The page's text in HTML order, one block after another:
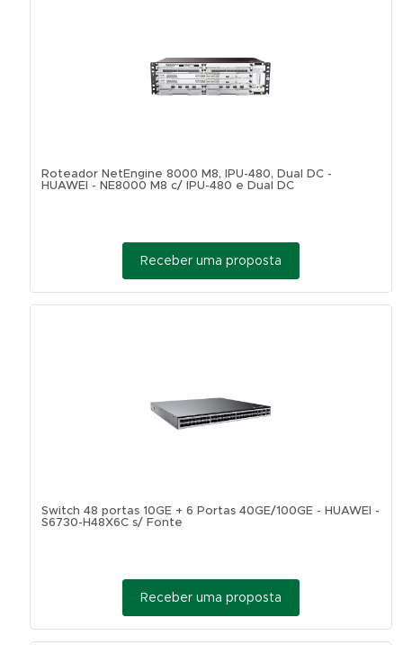
Roteador NetEngine 8000 M8, IPU-480, Dual DC -
HUAWEI - NE8000 M8 c/ IPU-480 e Dual DC
Receber uma proposta
Switch 48 portas 10GE + 6 Portas 40GE/100GE - HUAWEI -
S6730-H48X6C s/ Fonte
Receber uma proposta